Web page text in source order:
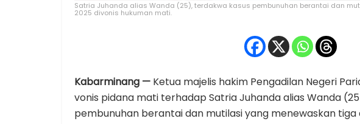
Satria Juhanda alias Wanda (25), terdakwa kasus pembunuhan berantai dan
2025 divonis hukuman mati.
Kabarminang — Ketua majelis hakim Pengadilan Negeri
vonis pidana mati terhadap Satria Juhanda alias Wanda
pembunuhan berantai dan mutilasi yang menewaskan tiga